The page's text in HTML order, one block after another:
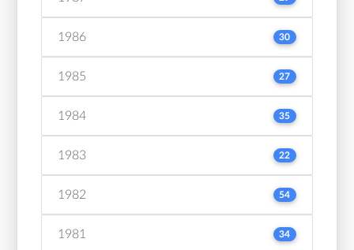
1986 30
1985 27
1984 35
1983 22
1982 54
1981 34